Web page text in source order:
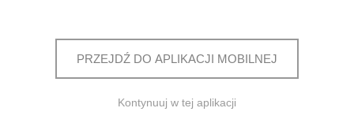
PRZEJDŹ DO APLIKACJI MOBILNEJ
Kontynuuj w tej aplikacji